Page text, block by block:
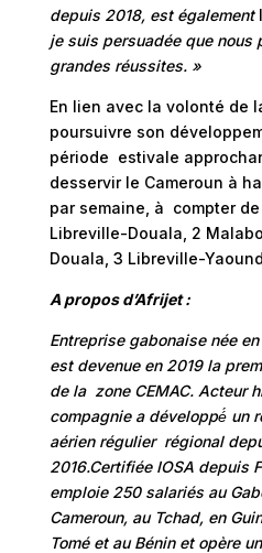
depuis 2018, est également
je suis persuadée que nous
grandes réussites. »
En lien avec la volonté de
poursuivre son
période estivale
desservir le Cameroun à
par semaine, à compter
Libreville-Douala, 2
Douala, 3 Libreville-
A propos d’Afrijet :
Entreprise gabonaise née
est devenue en 2019 la
de la zone CEMAC. Acteur
compagnie a développé́ un
aérien régulier régional
2016.Certifiée IOSA depuis
emploie 250 salariés au
Cameroun, au Tchad, en
Tomé et au Bénin et opère